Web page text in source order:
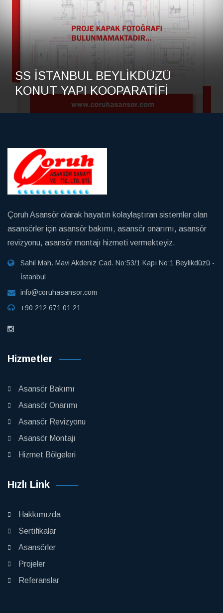
İSTANBUL BEYLİKDÜZÜ
YAPI KOOPARATİFİ
Çoruh Asansör olarak hayatın kolaylaştıran sistemler olan
asansörler için asansör bakımı, asansör onarımı, asansör
revizyonu, asansör montajı hizmeti vermekteyiz.
Sahil Mah. Mavi Akdeniz Cad. No:53/1 Kapı No:1 Beylikdüzü -
İstanbul
info@coruhasansor.com
+90 212 671 01 21
Hizmetler
Asansör Bakımı
Asansör Onarımı
Asansör Revizyonu
Asansör Montajı
Hizmet Bölgeleri
Hızlı Link
Hakkımızda
Sertifikalar
Asansörler
Projeler
Referanslar